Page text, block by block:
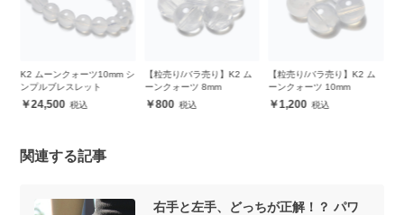
K2 ムーンクォーツ10mm シ
ンプルブレスレット
24,500
【粒売り/バラ売り】K2 ム
ーンクォーツ 8mm
800
【粒売り/バラ売り】K2 ム
ーンクォーツ 10mm
1,200
関連する記事
右手と左手、どっちが正解！？ パワ